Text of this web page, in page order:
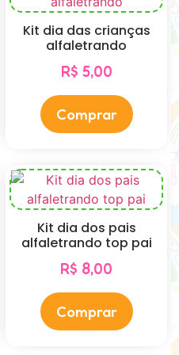
Kit dia das crianças
alfaletrando
R$ 5,00
Comprar
Kit dia dos pais
alfaletrando top pai
R$ 8,00
Comprar